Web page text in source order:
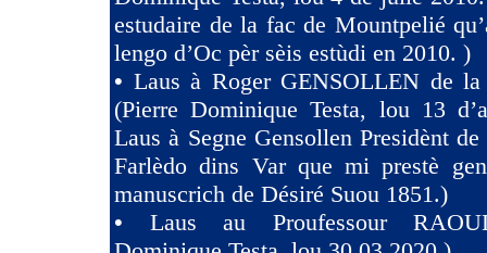
estudaire de la fac de Mountpelié
lengo d’Oc pèr sèis estùdi en 2010. )
• Laus à Roger GENSOLLEN de la
(Pierre Dominique Testa, lou 13
Laus à Segne Gensollen Presidènt
Farlèdo dins Var que mi prestè
manuscrich de Désiré Suou 1851.)
• Laus au Proufessour